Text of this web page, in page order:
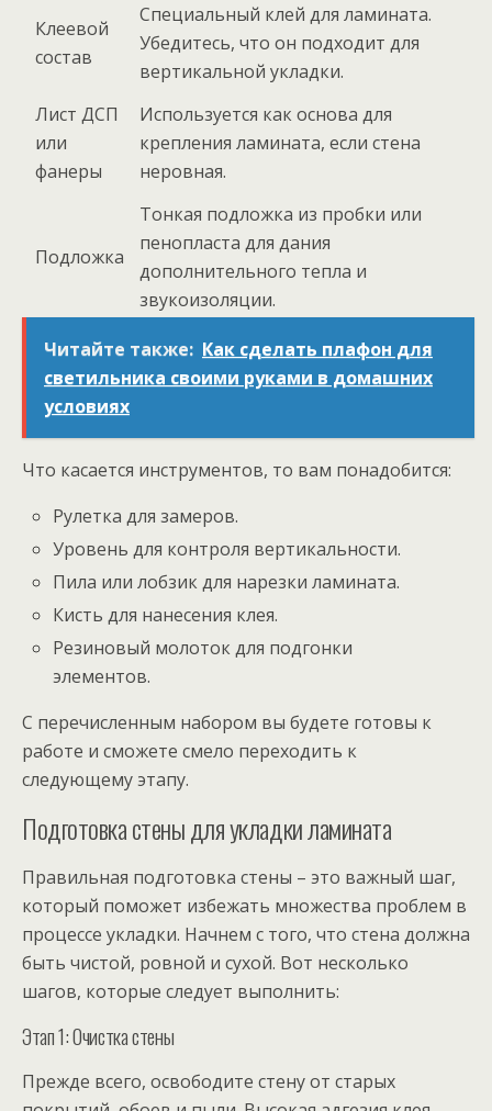
Клеевой
состав
Специальный клей для ламината.
Убедитесь, что он подходит для
вертикальной укладки.
Лист ДСП
или
фанеры
Используется как основа для
крепления ламината, если стена
неровная.
Подложка
Тонкая подложка из пробки или
пенопласта для дания
дополнительного тепла и
звукоизоляции.
Читайте также: Как сделать плафон для
светильника своими руками в домашних
условиях
Что касается инструментов, то вам понадобится:
Рулетка для замеров.
Уровень для контроля вертикальности.
Пила или лобзик для нарезки ламината.
Кисть для нанесения клея.
Резиновый молоток для подгонки
элементов.
С перечисленным набором вы будете готовы к
работе и сможете смело переходить к
следующему этапу.
Подготовка стены для укладки ламината
Правильная подготовка стены – это важный шаг,
который поможет избежать множества проблем в
процессе укладки. Начнем с того, что стена должна
быть чистой, ровной и сухой. Вот несколько
шагов, которые следует выполнить:
Этап 1: Очистка стены
Прежде всего, освободите стену от старых